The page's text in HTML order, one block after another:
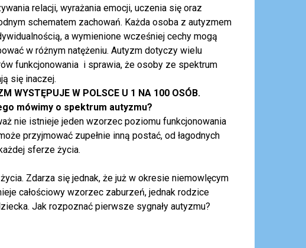
relacji, wyrażania emocji, uczenia się oraz
schematem zachowań. Każda osoba z autyzmem
a wymienione wcześniej cechy mogą
w różnym natężeniu. Autyzm dotyczy wielu
funkcjonowania i sprawia, że osoby ze spektrum
się inaczej.
WYSTĘPUJE W POLSCE U 1 NA 100 OSÓB.
mówimy o spektrum autyzmu?
nie istnieje jeden wzorzec poziomu funkcjonowania
przyjmować zupełnie inną postać, od łagodnych
sferze życia.
Zdarza się jednak, że już w okresie niemowlęcym
całościowy wzorzec zaburzeń, jednak rodzice
Jak rozpoznać pierwsze sygnały autyzmu?